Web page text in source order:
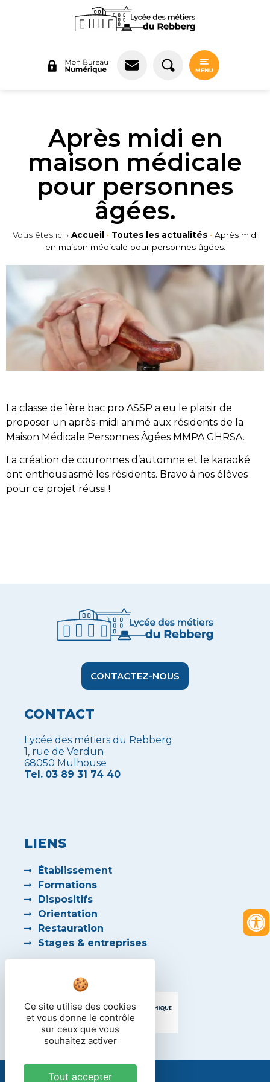
Après midi en
maison médicale
pour personnes
âgées.
Vous êtes ici › Accueil • Toutes les actualités• Après midi
en maison médicale pour personnes âgées.
La classe de 1ère bac pro ASSP a eu le plaisir de
proposer un après-midi animé aux résidents de la
Maison Médicale Personnes Âgées MMPA GHRSA.
La création de couronnes d’automne et le karaoké
ont enthousiasmé les résidents. Bravo à nos élèves
pour ce projet réussi !
CONTACTEZ-NOUS
CONTACT
Lycée des métiers du Rebberg
1, rue de Verdun
68050 Mulhouse
Tel. 03 89 31 74 40
LIENS
Établissement
Formations
Dispositifs
Orientation
Restauration
Stages & entreprises
Panneau de gestion des cookies
Ce site utilise des cookies
et vous donne le contrôle
sur ceux que vous
souhaitez activer
Tout accepter